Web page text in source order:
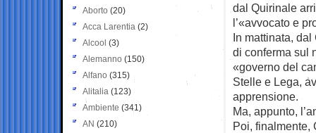
dal Quirinale
l’«avvocato e
In mattinata,
di conferma sul
«governo del
Stelle e Lega,
apprensione.
Ma, appunto,
Poi, finalmente,
Aborto (20)
Acca Larentia (2)
Alcool (3)
Alemanno (150)
Alfano (315)
Alitalia (123)
Ambiente (341)
AN (210)